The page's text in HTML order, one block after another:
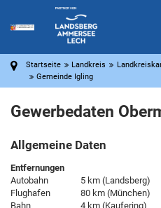
Startseite Landkreis
Gemeinde Igling
Gewerbedaten
Allgemeine Daten
Entfernungen
Autobahn
5 km (Landsberg)
Flughafen
80 km (München)
Bahn
4 km (Kaufering)